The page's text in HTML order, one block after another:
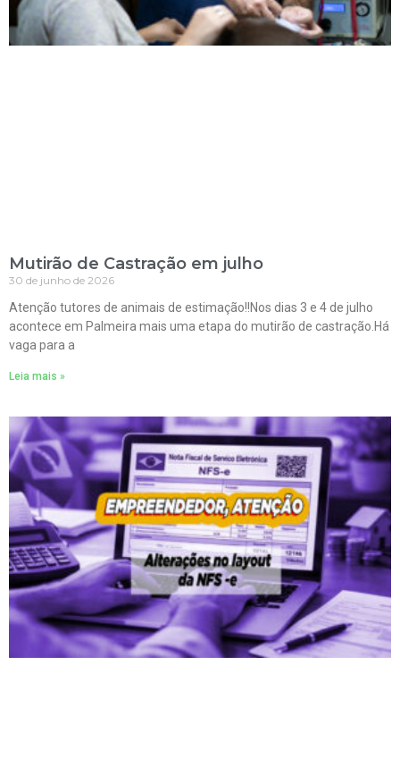
Mutirão de Castração em julho
30 de junho de 2026
Atenção tutores de animais de estimação!!Nos dias 3 e 4 de julho
acontece em Palmeira mais uma etapa do mutirão de castração.Há
vaga para a
Leia mais »